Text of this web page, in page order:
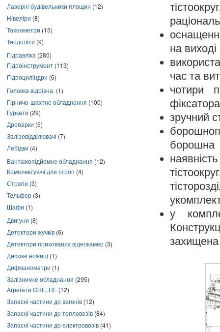
Лазерні будівельники площин (12)
Нівеліри (8)
Тахеометри (15)
Теодоліти (9)
Гідравліка (280)
Гідроінструмент (113)
Гідроциліндри (6)
Головка відрізна. (1)
Гірничо-шахтне обладнання (100)
Гуркати (29)
Дробарки (5)
Залізовідділювачі (7)
Лебідки (4)
Вантажопідйомне обладнання (12)
Комплектуючі для строп (4)
Стропи (3)
Тельфер (3)
Шафи (1)
Двигуни (8)
Детектори жучків (6)
Детектори прихованих відеокамер (3)
Дискові ножиці (1)
Дифманометри (1)
Залізничне обладнання (295)
Агрегати ОПЕ, ПЕ (12)
Запасні частини до вагонів (12)
Запасні частини до тепловозів (84)
Запасні частини до електровозів (41)
на
час та
чотири
зручний
борошна
у